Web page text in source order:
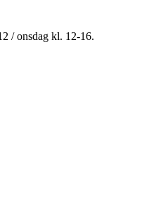
/ onsdag kl. 12-16.